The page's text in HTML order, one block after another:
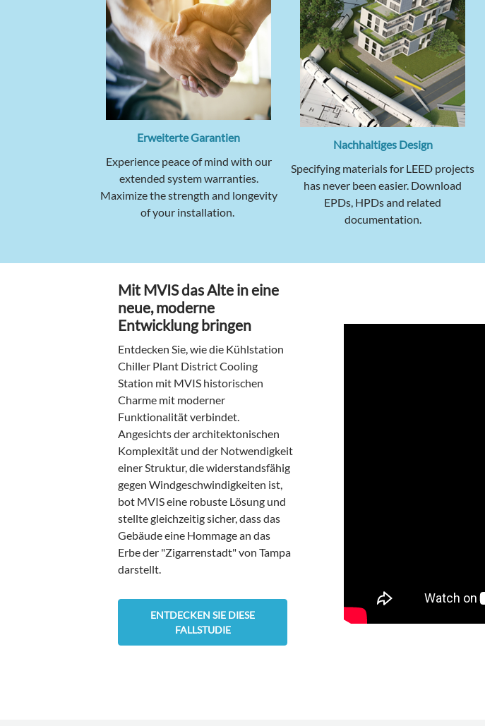
Erweiterte Garantien
Experience peace of mind with our
extended system warranties.
Maximize the strength and longevity
of your installation.
Nachhaltiges Design
Specifying materials for LEED projects
has never been easier. Download
EPDs, HPDs and related
documentation.
Mit MVIS das Alte in eine
neue, moderne
Entwicklung bringen
Entdecken Sie, wie die Kühlstation
Chiller Plant District Cooling
Station mit MVIS historischen
Charme mit moderner
Funktionalität verbindet.
Angesichts der architektonischen
Komplexität und der Notwendigkeit
einer Struktur, die widerstandsfähig
gegen Windgeschwindigkeiten ist,
bot MVIS eine robuste Lösung und
stellte gleichzeitig sicher, dass das
Gebäude eine Hommage an das
Erbe der "Zigarrenstadt" von Tampa
darstellt.
ENTDECKEN SIE DIESE
FALLSTUDIE